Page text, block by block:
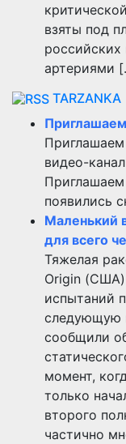
взяты под
артериями
TARZANKA
Приглашаем
видео-
появились
Маленький
для всего
Тяжелая
Origin (США)
испытаний
следующую
сообщили
момент,
только
второго
частично